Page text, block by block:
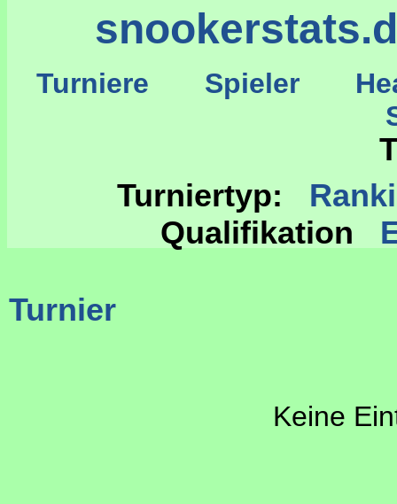
Turniere Spieler
Turniertyp:
Qualifikation
Turnier
Keine